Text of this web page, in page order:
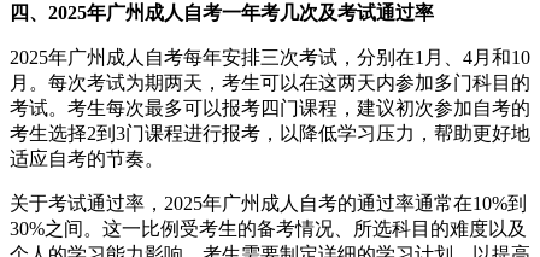
四、2025年广州成人自考一年考几次及考试通过率
2025年广州成人自考每年安排三次考试，分别在1月、4月和10
月。每次考试为期两天，考生可以在这两天内参加多门科目的
考试。考生每次最多可以报考四门课程，建议初次参加自考的
考生选择2到3门课程进行报考，以降低学习压力，帮助更好地
适应自考的节奏。
关于考试通过率，2025年广州成人自考的通过率通常在10%到
30%之间。这一比例受考生的备考情况、所选科目的难度以及